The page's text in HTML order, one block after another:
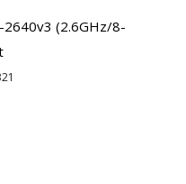
2640v3 (2.6GHz/8-